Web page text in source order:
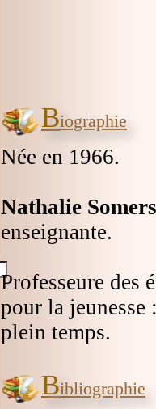
Biographie
Née en 1966.
Nathalie Somers
enseignante.
Professeure des
pour la jeunesse
plein temps.
Bibliographie